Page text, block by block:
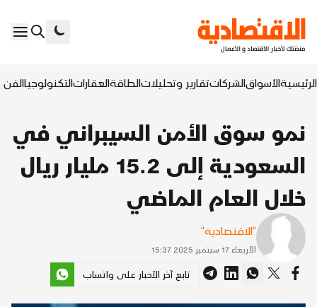
الرئيسيةالأسواقالشركاتتقارير وتحليلاتالطاقةالعقاراتالتكنولوجياالفن
نمو سوق الأمن السيبراني في
السعودية إلى 15.2 مليار ريال
خلال العام الماضي
"الاقتصادية"
الأربعاء 17 سبتمبر 2025 15:37
تابع آخر الأخبار على واتساب